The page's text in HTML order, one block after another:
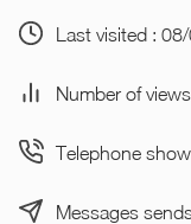
Last visited :
Number of
Telephone
Messages